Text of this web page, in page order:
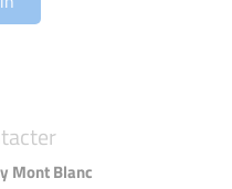
Mont Blanc